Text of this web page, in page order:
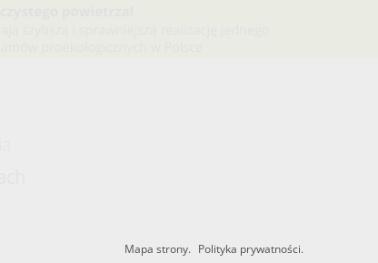
Mapa strony. Polityka prywatności.